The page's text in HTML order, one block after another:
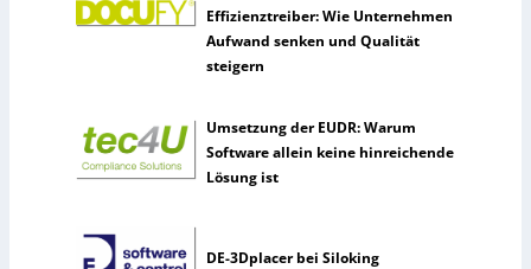
Effizienztreiber: Wie Unternehmen
Aufwand senken und Qualität
steigern
Umsetzung der EUDR: Warum
Software allein keine hinreichende
Lösung ist
DE-3Dplacer bei Siloking